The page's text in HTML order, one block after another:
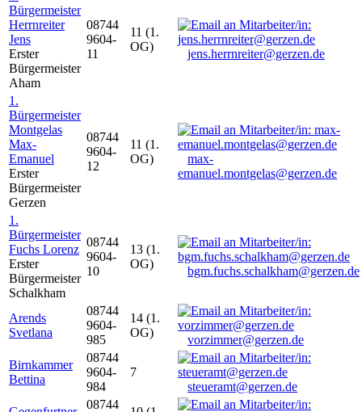
Bürgermeister
Herrnreiter
Jens
Erster
Bürgermeister
Aham
08744
9604-
11
11 (1.
OG)
jens.herrnreiter@gerzen.de
1.
Bürgermeister
Montgelas
Max-
Emanuel
Erster
Bürgermeister
Gerzen
08744
9604-
12
11 (1.
OG)
max-
emanuel.montgelas@gerzen.de
1.
Bürgermeister
Fuchs Lorenz
Erster
Bürgermeister
Schalkham
08744
9604-
10
13 (1.
OG)
bgm.fuchs.schalkham@gerzen.de
Arends
Svetlana
08744
9604-
985
14 (1.
OG)
vorzimmer@gerzen.de
Birnkammer
Bettina
08744
9604-
984
7
steueramt@gerzen.de
08744